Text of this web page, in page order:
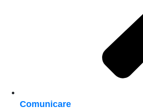
Comunicare